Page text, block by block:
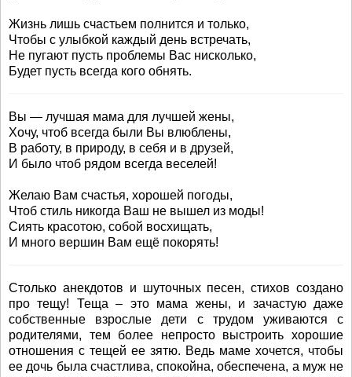
Жизнь лишь счастьем полнится и только,
Чтобы с улыбкой каждый день встречать,
Не пугают пусть проблемы Вас нисколько,
Будет пусть всегда кого обнять.
Вы — лучшая мама для лучшей жены,
Хочу, чтоб всегда были Вы влюблены,
В работу, в природу, в себя и в друзей,
И было чтоб рядом всегда веселей!
Желаю Вам счастья, хорошей погоды,
Чтоб стиль никогда Ваш не вышел из моды!
Сиять красотою, собой восхищать,
И много вершин Вам ещё покорять!
Столько анекдотов и шуточных песен, стихов создано
про тещу! Теща – это мама жены, и зачастую даже
собственные взрослые дети с трудом уживаются с
родителями, тем более непросто выстроить хорошие
отношения с тещей ее зятю. Ведь маме хочется, чтобы
ее дочь была счастлива, спокойна, обеспечена, а муж не